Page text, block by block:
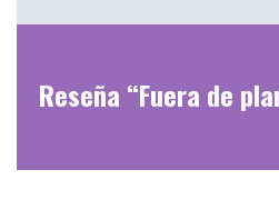
Reseña “Fuera de